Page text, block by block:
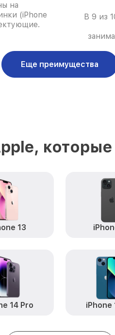
на
(iPhone
В 9 из
Еще преимущества
13
14 Pro iPhone